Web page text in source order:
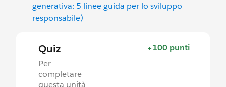
generativa: 5 linee guida per lo sviluppo
responsabile)